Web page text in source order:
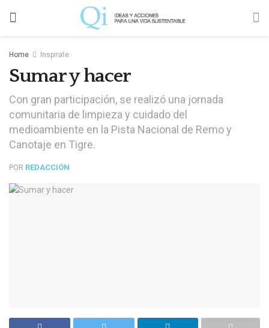
Home Inspirate
Sumar y hacer
Con gran participación, se realizó una jornada
comunitaria de limpieza y cuidado del
medioambiente en la Pista Nacional de Remo y
Canotaje en Tigre.
POR REDACCIÓN